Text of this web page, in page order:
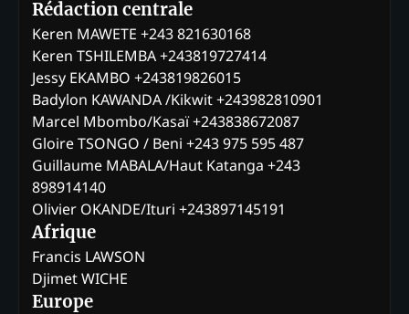
Rédaction centrale
Keren MAWETE +243 821630168
Keren TSHILEMBA +243819727414
Jessy EKAMBO +243819826015
Badylon KAWANDA /Kikwit +243982810901
Marcel Mbombo/Kasaï +243838672087
Gloire TSONGO / Beni +243 975 595 487
Guillaume MABALA/Haut Katanga +243
898914140
Olivier OKANDE/Ituri +243897145191
Afrique
Francis LAWSON
Djimet WICHE
Europe